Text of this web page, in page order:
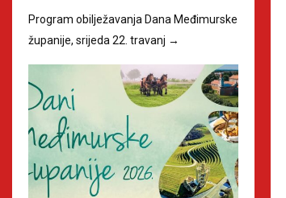
Program obilježavanja Dana Međimurske
županije, srijeda 22. travanj →